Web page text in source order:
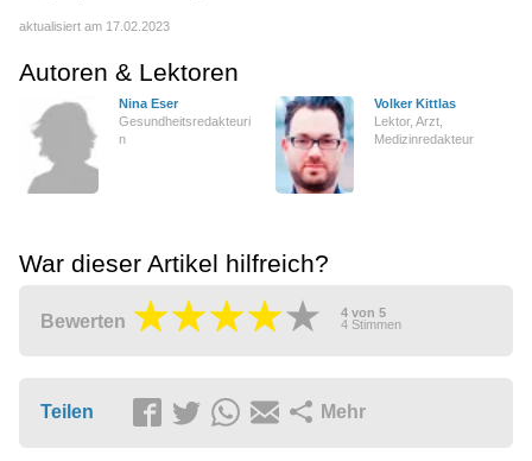
aktualisiert am 17.02.2023
Autoren & Lektoren
Nina Eser
Gesundheitsredakteuri
n
Volker Kittlas
Lektor, Arzt,
Medizinredakteur
War dieser Artikel hilfreich?
Bewerten 4 von 5
4 Stimmen
Teilen Mehr